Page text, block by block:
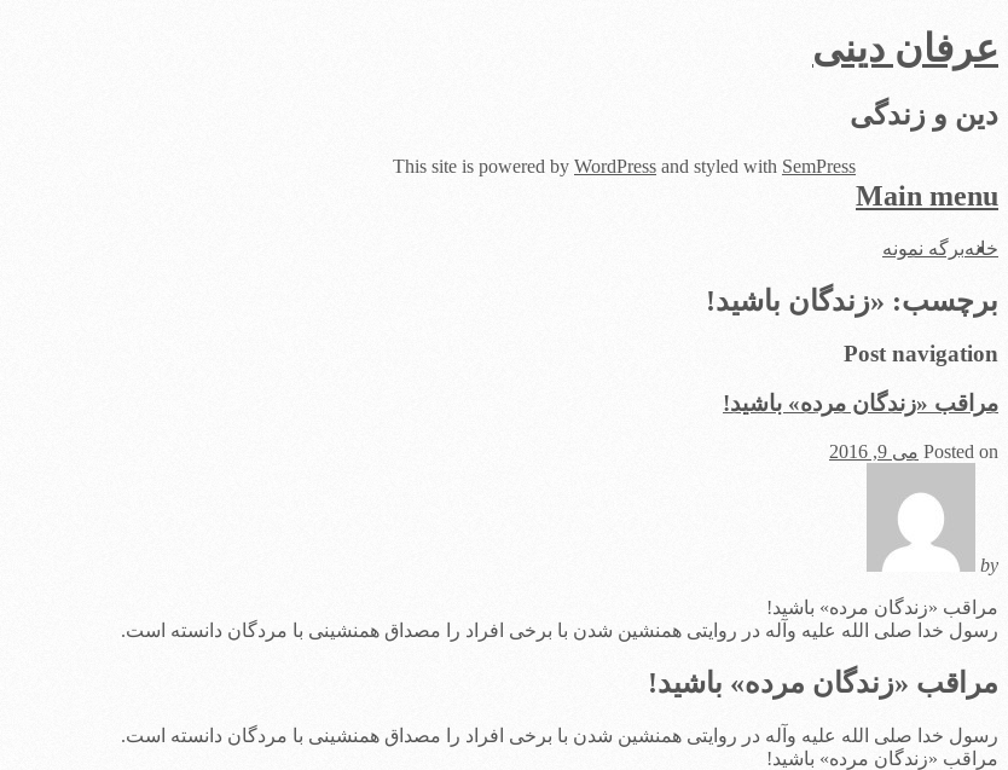
عرفان دینی
دین و زندگی
Main menu
Skip
خانهبرگه نمونه
برچسب: «زندگان باشید!
Post navigation
مراقب «زندگان مرده» باشید!
Posted on می 9, 2016
by
مراقب «زندگان مرده» باشید!
رسول خدا صلی الله علیه وآله در روایتی همنشین شدن با برخی افراد را مصداق همنشینی با مردگان دانسته است.
مراقب «زندگان مرده» باشید!
رسول خدا صلی الله علیه وآله در روایتی همنشین شدن با برخی افراد را مصداق همنشینی با مردگان دانسته است.
مراقب «زندگان مرده» باشید!
This site is powered by WordPress and styled with SemPress